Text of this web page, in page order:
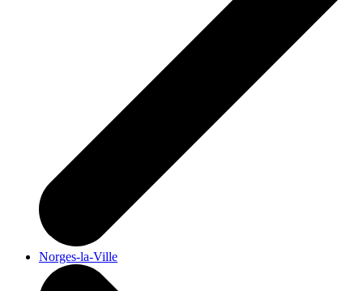
Norges-la-Ville